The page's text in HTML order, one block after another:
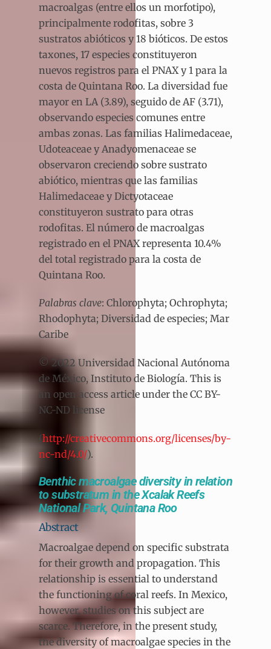
macroalgas (entre ellos un morfotipo),
principalmente rodofitas, sobre 3
sustratos abióticos y 18 bióticos. De estos
taxones, 17 especies constituyeron
nuevos registros para el PNAX y 1 para la
costa de Quintana Roo. La diversidad fue
mayor en LA (3.89), seguido de AF (3.71),
observando especies comunes entre
ambas zonas. Las familias Halimedaceae,
Udoteaceae y Anadyomenaceae se
observaron creciendo sobre sustrato
abiótico, mientras que las familias
Halimedaceae y Dictyotaceae
constituyeron sustrato para otras
rodofitas. El número de macroalgas
registrado en el PNAX representa 10.4%
del total registrado para la costa de
Quintana Roo.
Palabras clave: Chlorophyta; Ochrophyta;
Rhodophyta; Diversidad de especies; Mar
Caribe
© 2022 Universidad Nacional Autónoma
de México, Instituto de Biología. This is
an open access article under the CC BY-
NC-ND license
(http://creativecommons.org/licenses/by-
nc-nd/4.0/).
Benthic macroalgae diversity in relation
to substratum in the Xcalak Reefs
National Park, Quintana Roo
Abstract
Macroalgae depend on specific substrata
for their growth and propagation. This
relationship is essential to understand
the functioning of coral reefs. In Mexico,
however, studies on this subject are
scarce. Therefore, in the present study,
the diversity of macroalgae species in the